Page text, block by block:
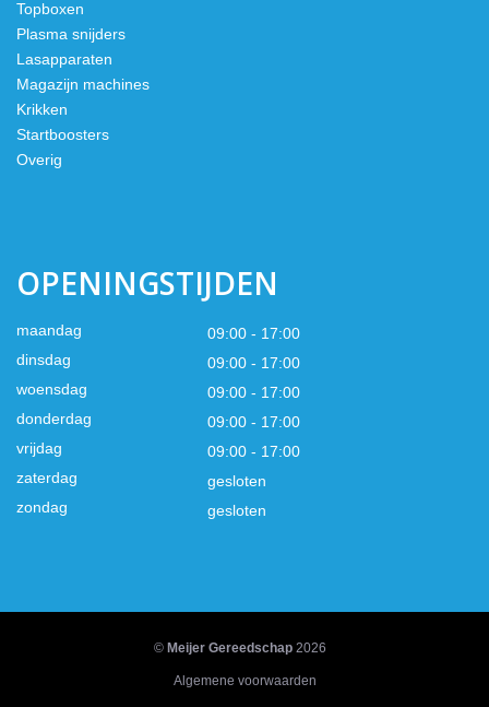
Topboxen
Plasma snijders
Lasapparaten
Magazijn machines
Krikken
Startboosters
Overig
OPENINGSTIJDEN
maandag
09:00 - 17:00
dinsdag
09:00 - 17:00
woensdag
09:00 - 17:00
donderdag
09:00 - 17:00
vrijdag
09:00 - 17:00
zaterdag
gesloten
zondag
gesloten
© Meijer Gereedschap 2026
Algemene voorwaarden